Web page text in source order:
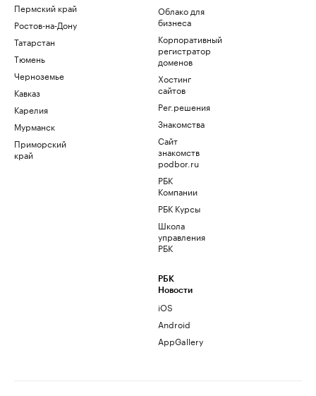
Пермский край
Ростов-на-Дону
Татарстан
Тюмень
Черноземье
Кавказ
Карелия
Мурманск
Приморский
край
Облако для
бизнеса
Корпоративный
регистратор
доменов
Хостинг
сайтов
Рег.решения
Знакомства
Сайт
знакомств
podbor.ru
РБК
Компании
РБК Курсы
Школа
управления
РБК
РБК
Новости
iOS
Android
AppGallery